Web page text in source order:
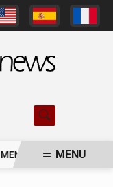
DO SR. MARCELO
MENU